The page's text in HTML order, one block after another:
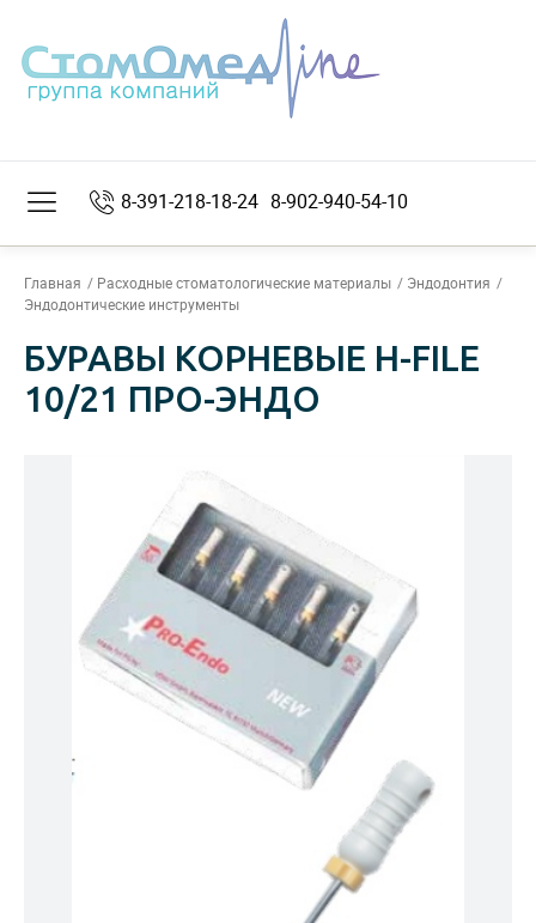
8-391-218-18-24 8-902-940-54-10
Главная Расходные стоматологические материалы
Эндодонтия
Эндодонтические инструменты
БУРАВЫ КОРНЕВЫЕ H-FILE
10/21 ПРО-ЭНДО